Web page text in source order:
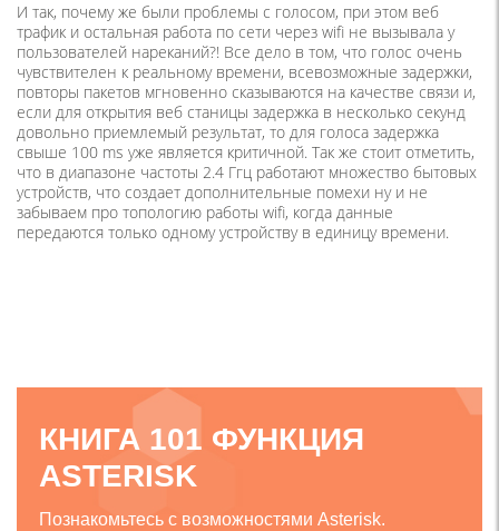
И так, почему же были проблемы с голосом, при этом веб
трафик и остальная работа по сети через wifi не вызывала у
пользователей нареканий?! Все дело в том, что голос очень
чувствителен к реальному времени, всевозможные задержки,
повторы пакетов мгновенно сказываются на качестве связи и,
если для открытия веб станицы задержка в несколько секунд
довольно приемлемый результат, то для голоса задержка
свыше 100 ms уже является критичной. Так же стоит отметить,
что в диапазоне частоты 2.4 Ггц работают множество бытовых
устройств, что создает дополнительные помехи ну и не
забываем про топологию работы wifi, когда данные
передаются только одному устройству в единицу времени.
КНИГА 101 ФУНКЦИЯ
ASTERISK
Познакомьтесь с возможностями Asterisk.